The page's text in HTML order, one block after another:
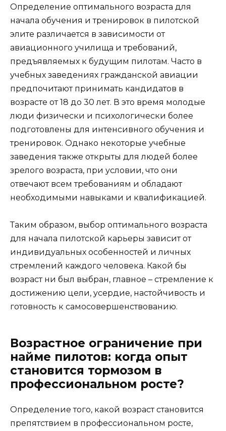
Определение оптимального возраста для
начала обучения и тренировок в пилотской
элите различается в зависимости от
авиационного училища и требований,
предъявляемых к будущим пилотам. Часто в
учебных заведениях гражданской авиации
предпочитают принимать кандидатов в
возрасте от 18 до 30 лет. В это время молодые
люди физически и психологически более
подготовлены для интенсивного обучения и
тренировок. Однако некоторые учебные
заведения также открыты для людей более
зрелого возраста, при условии, что они
отвечают всем требованиям и обладают
необходимыми навыками и квалификацией.
Таким образом, выбор оптимального возраста
для начала пилотской карьеры зависит от
индивидуальных особенностей и личных
стремлений каждого человека. Какой бы
возраст ни был выбран, главное – стремление к
достижению цели, усердие, настойчивость и
готовность к самосовершенствованию.
Возрастное ограничение при
найме пилотов: когда опыт
становится тормозом в
профессиональном росте?
Определение того, какой возраст становится
препятствием в профессиональном росте,